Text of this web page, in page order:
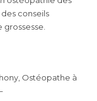
conseils
Ostéopathe à